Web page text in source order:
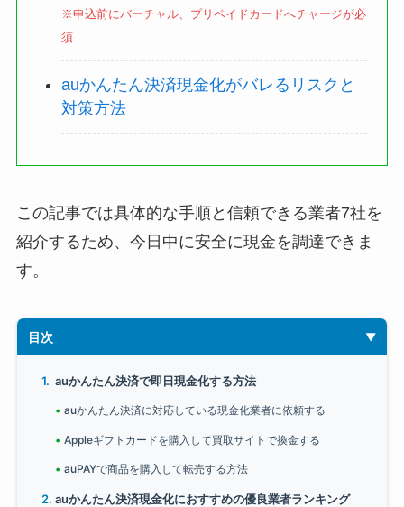
※申込前にバーチャル、プリペイドカードへチャージが必
須
auかんたん決済現金化がバレるリスクと
対策方法
この記事では具体的な手順と信頼できる業者7社を
紹介するため、今日中に安全に現金を調達できま
す。
目次
auかんたん決済で即日現金化する方法
auかんたん決済に対応している現金化業者に依頼する
Appleギフトカードを購入して買取サイトで換金する
auPAYで商品を購入して転売する方法
auかんたん決済現金化におすすめの優良業者ランキング